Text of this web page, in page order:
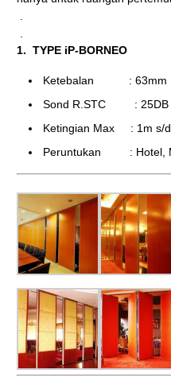
1. TYPE iP-BORNEO
Ketebalan : 63mm
Sond R.STC : 25DB
Ketingian Max : 1m s/
Peruntukan : Hotel,